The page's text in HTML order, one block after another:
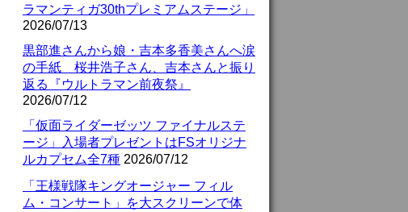
ラマンティガ30thプレミアムステージ」
2026/07/13
黒部進さんから娘・吉本多香美さんへ涙
の手紙 桜井浩子さん、吉本さんと振り
返る『ウルトラマン前夜祭』
2026/07/12
「仮面ライダーゼッツ ファイナルステ
ージ」入場者プレゼントはFSオリジナ
ルカプセム全7種 2026/07/12
「王様戦隊キングオージャー フィル
ム・コンサート」を大スクリーンで体